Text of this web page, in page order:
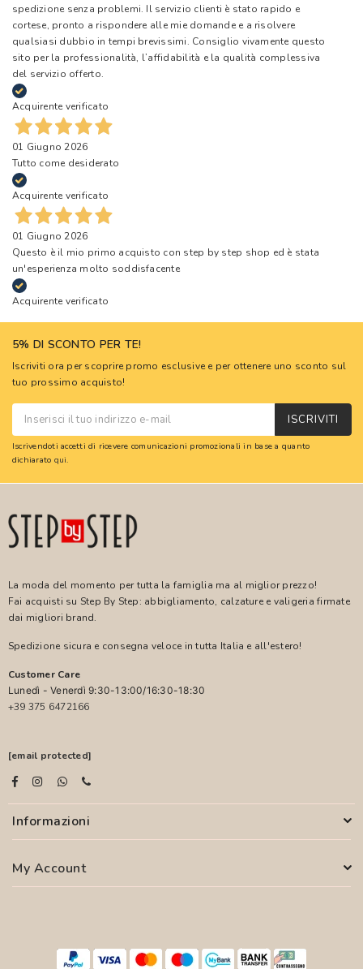
spedizione senza problemi. Il servizio clienti è stato rapido e
cortese, pronto a rispondere alle mie domande e a risolvere
qualsiasi dubbio in tempi brevissimi. Consiglio vivamente questo
sito per la professionalità, l’affidabilità e la qualità complessiva
del servizio offerto.
Acquirente verificato
01 Giugno 2026
Tutto come desiderato
Acquirente verificato
01 Giugno 2026
Questo è il mio primo acquisto con step by step shop ed è stata
un'esperienza molto soddisfacente
Acquirente verificato
5% DI SCONTO PER TE!
Iscriviti ora per scoprire promo esclusive e per ottenere uno sconto sul
tuo prossimo acquisto!
ISCRIVITI
Iscrivendoti accetti di ricevere comunicazioni promozionali in base a quanto
dichiarato qui.
La moda del momento per tutta la famiglia ma al miglior prezzo!
Fai acquisti su Step By Step: abbigliamento, calzature e valigeria firmate
dai migliori brand.
Spedizione sicura e consegna veloce in tutta Italia e all'estero!
Customer Care
Lunedì - Venerdì 9:30-13:00/16:30-18:30
+39 375 6472166
[email protected]
Informazioni
My Account